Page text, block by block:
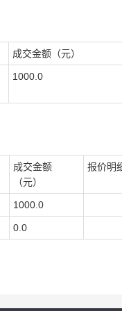
成交金额（元）
1000.0
成交金额
（元）
报价明
1000.0
0.0